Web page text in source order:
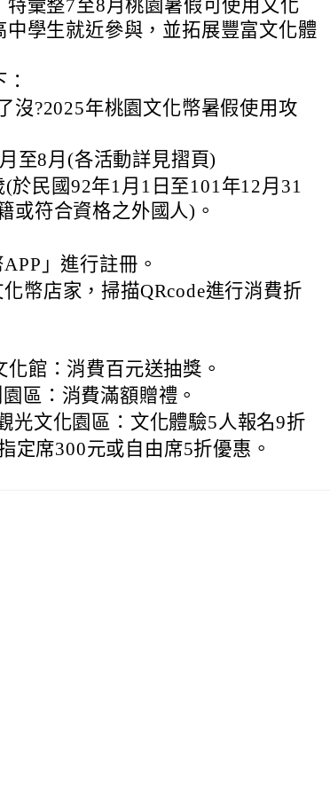
特彙整7至8月桃園暑假可使用文化
中學生就近參與，並拓展豐富文化體
沒?2025年桃園文化幣暑假使用攻
至8月(各活動詳見摺頁)
於民國92年1月1日至101年12月31
或符合資格之外國人)。
」進行註冊。
幣店家，掃描QRcode進行消費折
館：消費百元送抽獎。
區：消費滿額贈禮。
光文化園區：文化體驗5人報名9折
定席300元或自由席5折優惠。